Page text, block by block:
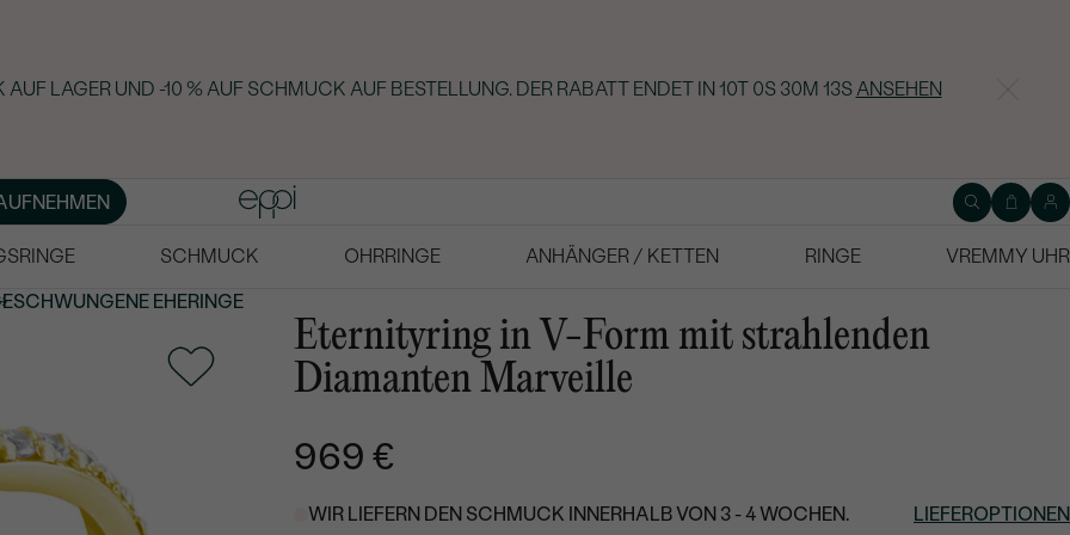
LAGER UND -10 % AUF SCHMUCK AUF BESTELLUNG. DER RABATT ENDET IN 10T 0S 30M 13SANSEHEN
SCHMUCK OHRRINGE ANHÄNGER / KETTEN RINGE
VREMMY UHR
EHERINGE
Eternityring in V-Form mit strahlenden
Diamanten Marveille
969 €
WIR LIEFERN DEN SCHMUCK INNERHALB VON 3 - 4 WOCHEN. LIEFEROPTIONEN